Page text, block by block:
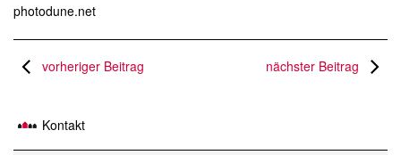
photodune.net
vorheriger Beitrag nächster Beitrag
Kontakt